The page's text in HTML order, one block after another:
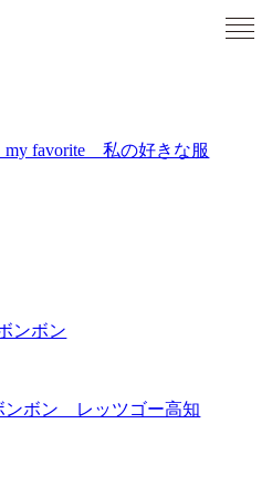
my favorite 私の好きな服
ンボン
ンボン レッツゴー高知